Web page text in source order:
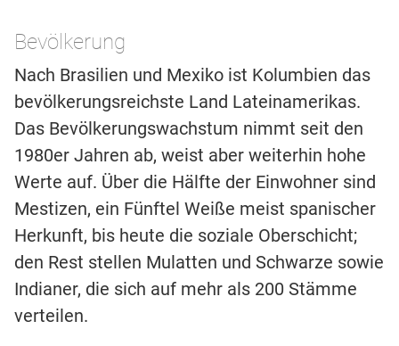
Bevölkerung
Nach Brasilien und Mexiko ist Kolumbien das
bevölkerungsreichste Land Lateinamerikas.
Das Bevölkerungswachstum nimmt seit den
1980er Jahren ab, weist aber weiterhin hohe
Werte auf. Über die Hälfte der Einwohner sind
Mestizen, ein Fünftel Weiße meist spanischer
Herkunft, bis heute die soziale Oberschicht;
den Rest stellen Mulatten und Schwarze sowie
Indianer, die sich auf mehr als 200 Stämme
verteilen.